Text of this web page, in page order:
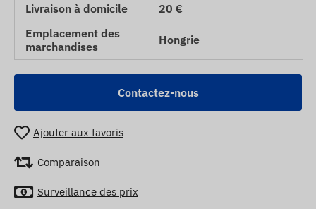
Livraison à domicile
20 €
Emplacement des
marchandises
Hongrie
Contactez-nous
Ajouter aux favoris
Comparaison
Surveillance des prix